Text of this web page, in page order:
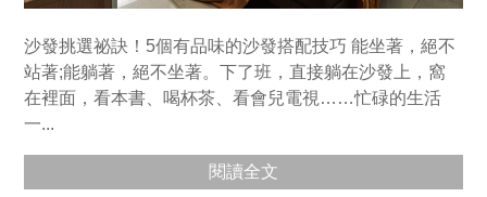
沙發挑選祕訣！5個有品味的沙發搭配技巧 能坐著，絕不
站著;能躺著，絕不坐著。下了班，直接躺在沙發上，窩
在裡面，看本書、喝杯茶、看會兒電視……忙碌的生活
一...
閱讀全文